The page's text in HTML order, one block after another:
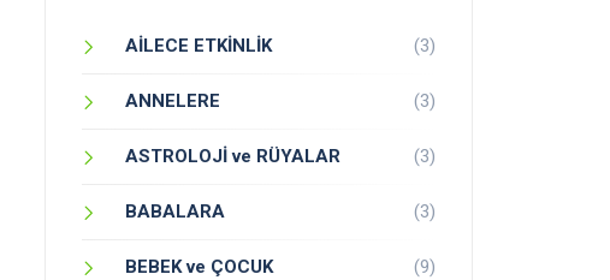
AİLECE ETKİNLİK (3)
ANNELERE (3)
ASTROLOJİ ve RÜYALAR (3)
BABALARA (3)
BEBEK ve ÇOCUK (9)